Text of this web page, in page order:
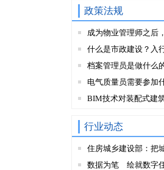
政策法规
成为物业管理师之后
什么是市政建设？入
档案管理员是做什么
电气质量员需要参加
BIM技术对装配式建
行业动态
住房城乡建设部：把
数据为笔 绘就数字